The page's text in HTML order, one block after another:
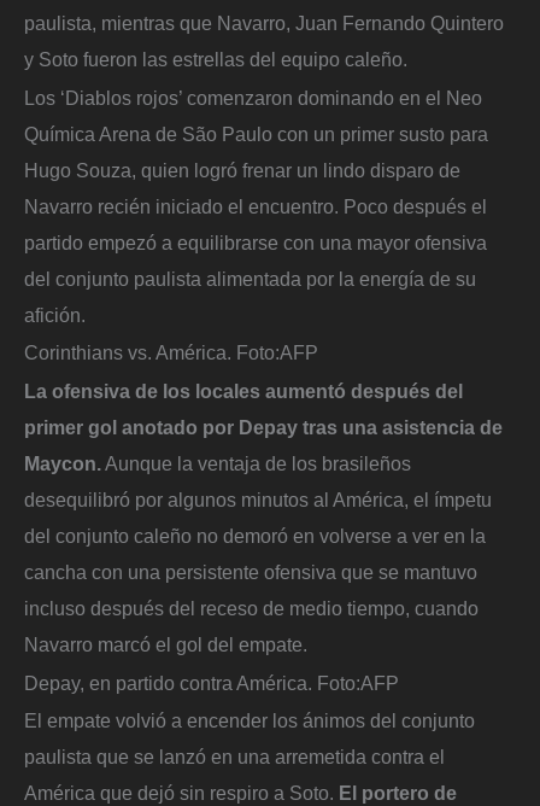
paulista, mientras que Navarro, Juan Fernando Quintero
y Soto fueron las estrellas del equipo caleño.
Los ‘Diablos rojos’ comenzaron dominando en el Neo
Química Arena de São Paulo con un primer susto para
Hugo Souza, quien logró frenar un lindo disparo de
Navarro recién iniciado el encuentro. Poco después el
partido empezó a equilibrarse con una mayor ofensiva
del conjunto paulista alimentada por la energía de su
afición.
Corinthians vs. América. Foto:AFP
La ofensiva de los locales aumentó después del
primer gol anotado por Depay tras una asistencia de
Maycon.Aunque la ventaja de los brasileños
desequilibró por algunos minutos al América, el ímpetu
del conjunto caleño no demoró en volverse a ver en la
cancha con una persistente ofensiva que se mantuvo
incluso después del receso de medio tiempo, cuando
Navarro marcó el gol del empate.
Depay, en partido contra América. Foto:AFP
El empate volvió a encender los ánimos del conjunto
paulista que se lanzó en una arremetida contra el
América que dejó sin respiro a Soto. El portero de